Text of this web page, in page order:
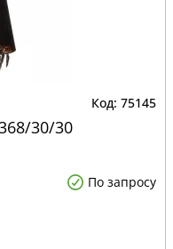
75145
30/30
По запросу